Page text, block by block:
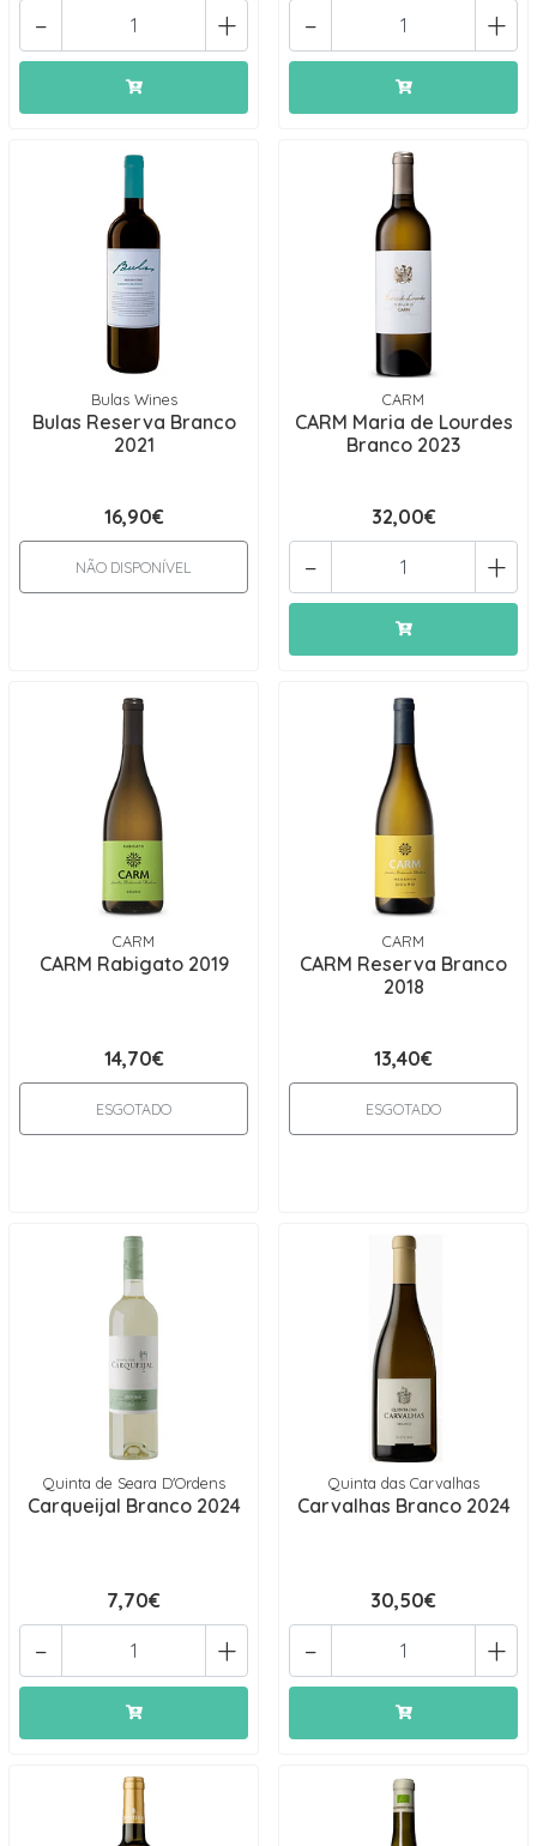
+
- +
-
Bulas Wines
Bulas Reserva Branco
2021
16,90€
NÃO DISPONÍVEL
CARM
CARM Maria de Lourdes
Branco 2023
32,00€
+
-
CARM
CARM Rabigato 2019
14,70€
ESGOTADO
CARM
CARM Reserva Branco
2018
13,40€
ESGOTADO
Quinta de Seara D'Ordens
Carqueijal Branco 2024
7,70€
+
-
Quinta das Carvalhas
Carvalhas Branco 2024
30,50€
+
-